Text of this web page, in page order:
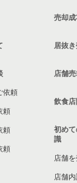
ケ・パブ・スナック
居抜き売却物件の案
居抜き売却物件の案
依頼
頼
頼
頼
売却
居抜
店舗
飲食
初め
識
店舗
店舗